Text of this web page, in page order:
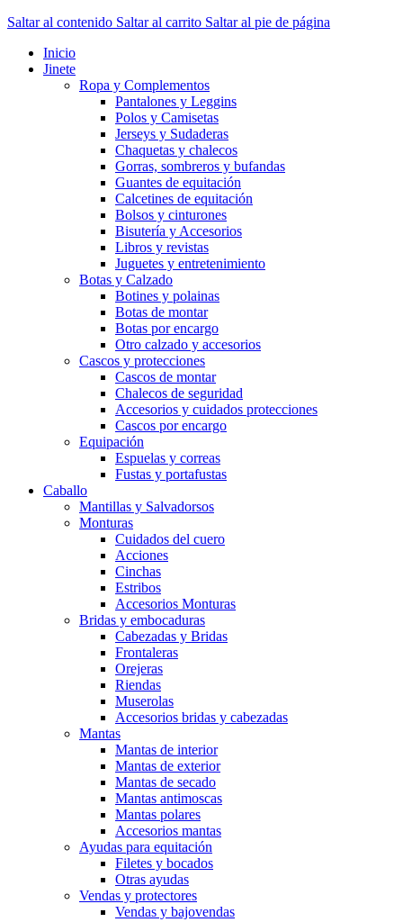
Saltar al contenido Saltar al carrito Saltar al pie de página
Inicio
Jinete
Ropa y Complementos
Pantalones y Leggins
Polos y Camisetas
Jerseys y Sudaderas
Chaquetas y chalecos
Gorras, sombreros y bufandas
Guantes de equitación
Calcetines de equitación
Bolsos y cinturones
Bisutería y Accesorios
Libros y revistas
Juguetes y entretenimiento
Botas y Calzado
Botines y polainas
Botas de montar
Botas por encargo
Otro calzado y accesorios
Cascos y protecciones
Cascos de montar
Chalecos de seguridad
Accesorios y cuidados protecciones
Cascos por encargo
Equipación
Espuelas y correas
Fustas y portafustas
Caballo
Mantillas y Salvadorsos
Monturas
Cuidados del cuero
Acciones
Cinchas
Estribos
Accesorios Monturas
Bridas y embocaduras
Cabezadas y Bridas
Frontaleras
Orejeras
Riendas
Muserolas
Accesorios bridas y cabezadas
Mantas
Mantas de interior
Mantas de exterior
Mantas de secado
Mantas antimoscas
Mantas polares
Accesorios mantas
Ayudas para equitación
Filetes y bocados
Otras ayudas
Vendas y protectores
Vendas y bajovendas